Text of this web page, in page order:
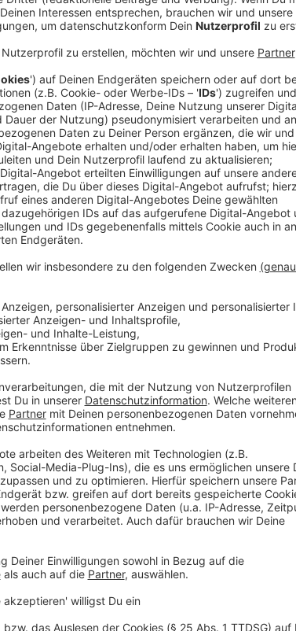
Mein Alter:44 Jahre
Mein Beruf:Offizier der deutschen Bundeswehr
Mein Wohnort:Remscheid-Lüttringhausen
Ich bin politisch aktiv, weilich aktiv mitgestalten
Ebene als auch im Landtag für die Bürgerinnen und
Mein größtes politisches Vorbild istKonrad
Art Politik zu machen mich bis heute beeindruckt.
Diese drei Themen liegen mir besonders am
Ich möchte, dass wir alle weiterhin sicher in
jedes Jahr 3.000 neue Polizeikräfte einstellen,
Ich wünsche mir ein familienfreundliches NRW.
Lehrkräfte einstellen und ein beitragsfreies
Unser Bergisches Land muss lebenswerte
Förderung von attraktiven Innenstädten,
Wo sehen Sie im Oberbergischen den größten
Wirtschaftskraft ist eine zentrale Herausforderung.
Handwerk bilden das wirtschaftliche Rückgrat
beides schaffen: Das Klima schützen und gute
Sicherheit erhalten. Die Energiewende gelingt nicht
Innovationskraft unserer bergischen Unternehmen.
wirtschaftspolitische Rahmenbedingungen zu
Was können Sie in Düsseldorf für das
Als Kind war mein Berufswunsch Polizist, weil ich